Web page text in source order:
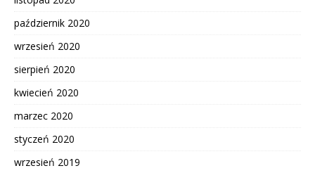
październik 2020
wrzesień 2020
sierpień 2020
kwiecień 2020
marzec 2020
styczeń 2020
wrzesień 2019